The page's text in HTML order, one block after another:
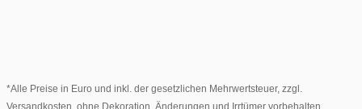
*Alle Preise in Euro und inkl. der gesetzlichen Mehrwertsteuer, zzgl.
Versandkosten, ohne Dekoration. Änderungen und Irrtümer vorbehalten.